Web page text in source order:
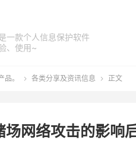
一款个人信息保护软件
、使用~
。  各类分享及资讯信息  正文
场网络攻击的影响